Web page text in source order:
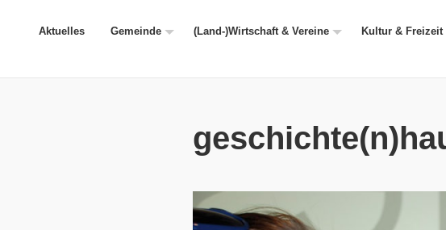
Aktuelles Gemeinde (Land-)Wirtschaft & Vereine Kultur & Freizeit